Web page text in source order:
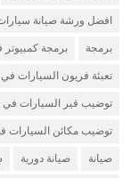
افضل ورشة صيانة
برمجة برمجة
تعبئة فريون السيارات
توضيب قير السيارات في
توضيب مكائن السيارات
صيانة صيانة دورية